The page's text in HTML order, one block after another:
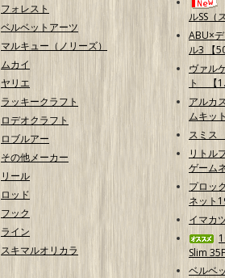
フォレスト
ベルベットアーツ
マルキュー（ノリーズ）
ムカイ
ヤリエ
ラッキークラフト
ロデオクラフト
ロブルアー
その他メーカー
リール
ロッド
フック
ライン
スキマルオリカラ
ルSS（
ABU×
ル3 【
ヴァル
ト 【
アルカ
ムキッ
スミス
リトル
ゲーム
プロッ
ネット
イマカ
Slim
ベルベ